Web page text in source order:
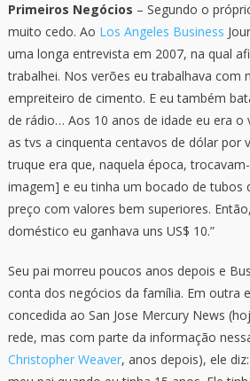
Primeiros Negócios – Segundo o
muito cedo. Ao Los Angeles Business
uma longa entrevista em 2007, na qual
trabalhei. Nos verões eu trabalhava com
empreiteiro de cimento. E eu também
de rádio… Aos 10 anos de idade eu era o
as tvs a cinquenta centavos de dólar por
truque era que, naquela época,
imagem] e eu tinha um bocado de tubos
preço com valores bem superiores.
doméstico eu ganhava uns US$ 10.”
Seu pai morreu poucos anos depois e
conta dos negócios da família. Em outra
concedida ao San Jose Mercury News
rede, mas com parte da informação
Christopher Weaver, anos depois), ele